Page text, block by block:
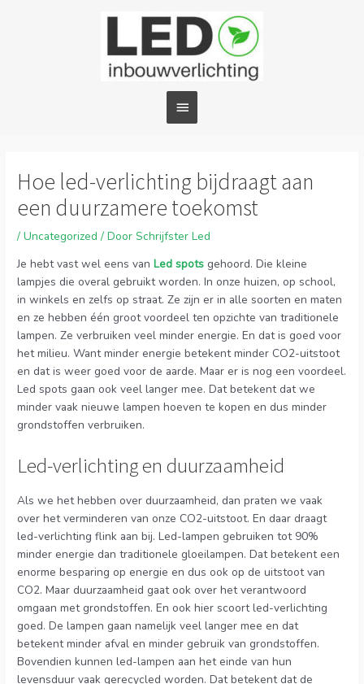
Hoofdmenu
Hoe led-verlichting bijdraagt aan
een duurzamere toekomst
/Uncategorized / Door Schrijfster Led
Je hebt vast wel eens vanLed spots gehoord. Die kleine
lampjes die overal gebruikt worden. In onze huizen, op school,
in winkels en zelfs op straat. Ze zijn er in alle soorten en maten
en ze hebben één groot voordeel ten opzichte van traditionele
lampen. Ze verbruiken veel minder energie. En dat is goed voor
het milieu. Want minder energie betekent minder CO2-uitstoot
en dat is weer goed voor de aarde. Maar er is nog een voordeel.
Led spots gaan ook veel langer mee. Dat betekent dat we
minder vaak nieuwe lampen hoeven te kopen en dus minder
grondstoffen verbruiken.
Led-verlichting en duurzaamheid
Als we het hebben over duurzaamheid, dan praten we vaak
over het verminderen van onze CO2-uitstoot. En daar draagt
led-verlichting flink aan bij. Led-lampen gebruiken tot 90%
minder energie dan traditionele gloeilampen. Dat betekent een
enorme besparing op energie en dus ook op de uitstoot van
CO2. Maar duurzaamheid gaat ook over het verantwoord
omgaan met grondstoffen. En ook hier scoort led-verlichting
goed. De lampen gaan namelijk veel langer mee en dat
betekent minder afval en minder gebruik van grondstoffen.
Bovendien kunnen led-lampen aan het einde van hun
levensduur vaak gerecycled worden. Dat betekent dat de